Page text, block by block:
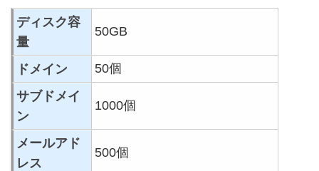
ディスク容
量
50GB
ドメイン
50個
サブドメイ
ン
1000個
メールアド
レス
500個